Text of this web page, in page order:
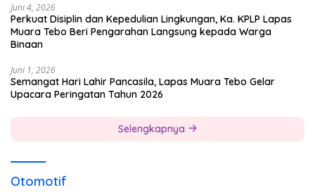
Juni 4, 2026
Perkuat Disiplin dan Kepedulian Lingkungan, Ka. KPLP Lapas
Muara Tebo Beri Pengarahan Langsung kepada Warga
Binaan
Juni 1, 2026
Semangat Hari Lahir Pancasila, Lapas Muara Tebo Gelar
Upacara Peringatan Tahun 2026
Selengkapnya
Otomotif